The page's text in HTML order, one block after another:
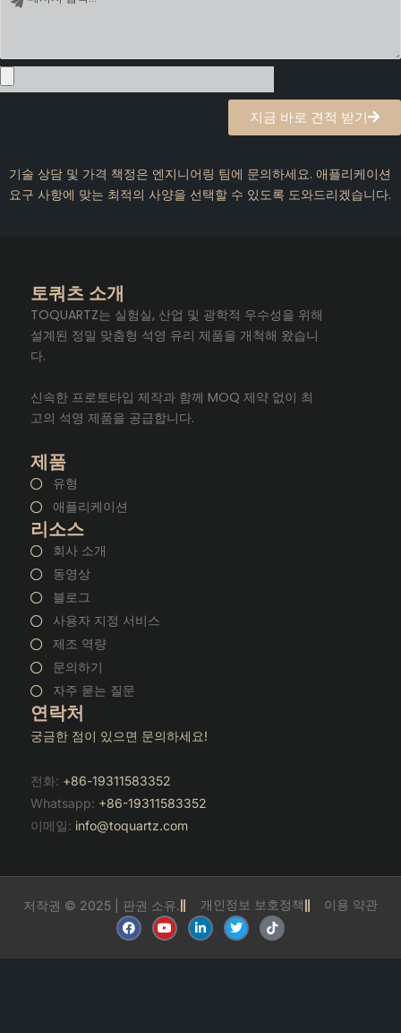
지금 바로 견적 받기
기술 상담 및 가격 책정은 엔지니어링 팀에 문의하세요. 애플리케이션
요구 사항에 맞는 최적의 사양을 선택할 수 있도록 도와드리겠습니다.
토쿼츠 소개
TOQUARTZ는 실험실, 산업 및 광학적 우수성을 위해
설계된 정밀 맞춤형 석영 유리 제품을 개척해 왔습니
다.
신속한 프로토타입 제작과 함께 MOQ 제약 없이 최
고의 석영 제품을 공급합니다.
제품
유형
애플리케이션
리소스
회사 소개
동영상
블로그
사용자 지정 서비스
제조 역량
문의하기
자주 묻는 질문
연락처
궁금한 점이 있으면 문의하세요!
전화: +86-19311583352
Whatsapp: +86-19311583352
이메일: info@toquartz.com
저작권 © 2025 | 판권 소유. 개인정보 보호정책
이용 약관
F
a
c
유
튜
브
링
크
드
트
위
터
틱
톡